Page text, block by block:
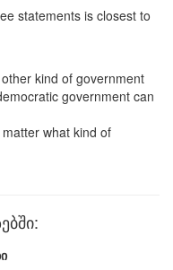
statements is closest to
kind of government
government can
what kind of